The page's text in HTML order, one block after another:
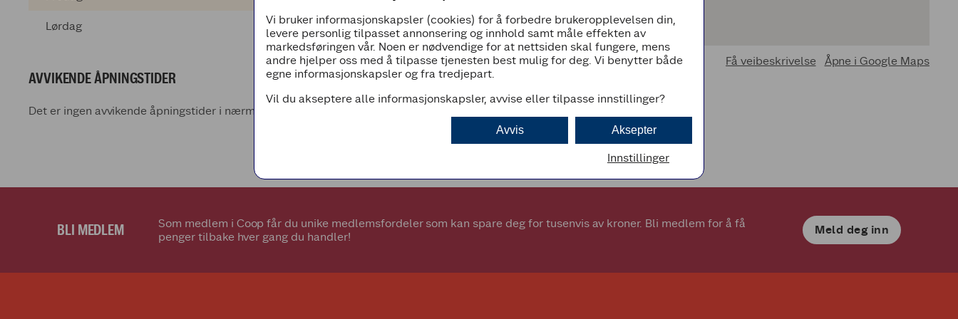
Lørdag 07:00 - 23:00
AVVIKENDE ÅPNINGSTIDER
Det er ingen avvikende åpningstider i nærmeste fremtid
Få veibeskrivelse Åpne i Google Maps
BLI MEDLEM
Som medlem i Coop får du unike medlemsfordeler som kan spare deg for tusenvis av kroner. Bli medlem for å få
penger tilbake hver gang du handler!
Meld deg inn
Vi bruker informasjonskapsler (cookies) for å forbedre brukeropplevelsen din,
levere personlig tilpasset annonsering og innhold samt måle effekten av
markedsføringen vår. Noen er nødvendige for at nettsiden skal fungere, mens
andre hjelper oss med å tilpasse tjenesten best mulig for deg. Vi benytter både
egne informasjonskapsler og fra tredjepart.
Vil du akseptere alle informasjonskapsler, avvise eller tilpasse innstillinger?
Aksepter
Avvis
Innstillinger